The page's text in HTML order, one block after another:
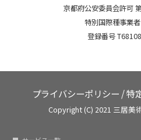
京都府公安委員会許可
特別国際種事業
登録番号
プライバシーポリシー /特
Copyright (C) 2021 三居美